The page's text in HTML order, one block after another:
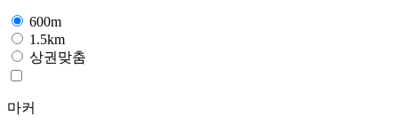
600m
1.5km
상권맞춤
마커